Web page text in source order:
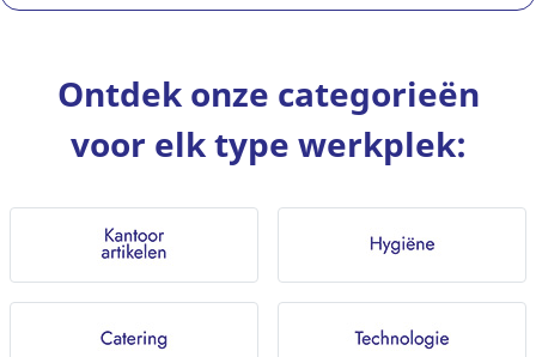
Ontdek onze categorieën
voor elk type werkplek: